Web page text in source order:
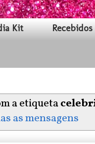
Kit Recebidos
a etiqueta
as mensagens